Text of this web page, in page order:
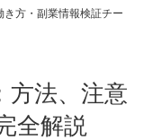
き方・副業情報検証チー
全解説